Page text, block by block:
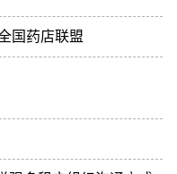
国药店联盟